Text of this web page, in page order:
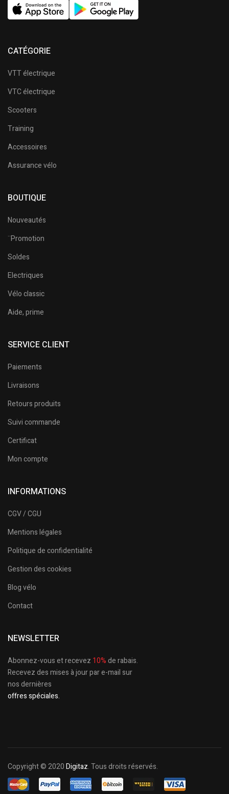
CATÉGORIE
VTT électrique
VTC électrique
Scooters
Training
Accessoires
Assurance vélo
BOUTIQUE
Nouveautés
¨Promotion
Soldes
Electriques
Vélo classic
Aide, prime
SERVICE CLIENT
Paiements
Livraisons
Retours produits
Suivi commande
Certificat
Mon compte
INFORMATIONS
CGV / CGU
Mentions légales
Politique de confidentialité
Gestion des cookies
Blog vélo
Contact
NEWSLETTER
Abonnez-vous et recevez 10%de rabais.
Recevez des mises à jour par e-mail sur
nos dernières
offres spéciales.
Copyright © 2020Digitaz. Tous droits réservés.